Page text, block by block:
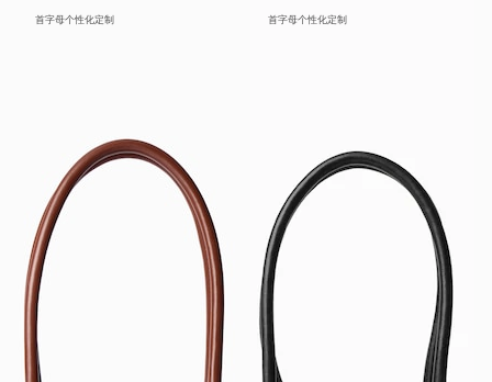
首字母个性化定制 首字母个性化定制